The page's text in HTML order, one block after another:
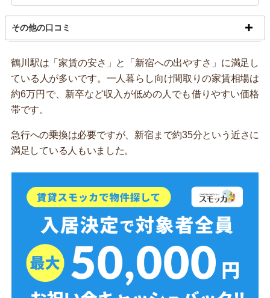
その他の口コミ
鶴川駅は「家賃の安さ」と「新宿への出やすさ」に満足し
ている人が多いです。一人暮らし向け間取りの家賃相場は
約6万円で、新卒など収入が低めの人でも借りやすい価格
帯です。
急行への乗換は必要ですが、新宿まで約35分という近さに
満足している人もいました。